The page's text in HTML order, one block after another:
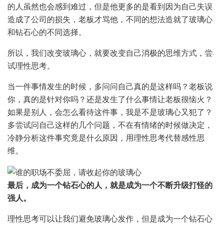
的人虽然也会感到难过，但是他更多的是看到因为自己失误
造成了公司的损失，老板才骂他，不同的想法造就了玻璃心
和钻石心的不同选择。
所以，我们改变玻璃心，就要改变自己消极的思维方式，尝
试理性思考。
当一件事情发生的时候，多问问自己真的是这样吗？老板说
你，真的是针对你吗？还是发生了什么事情让老板很恼火？
如果是别人，会怎么看待这件事，我是不是玻璃心又犯了？
多尝试问自己这样的几个问题，不在有情绪的时候做决定，
冷静分析这件事究竟是什么原因，用理性思考代替感性思
维。
最后，成为一个钻石心的人，就是成为一个不断升级打怪的
强人。
理性思考可以让我们避免玻璃心发作，但是成为一个钻石心